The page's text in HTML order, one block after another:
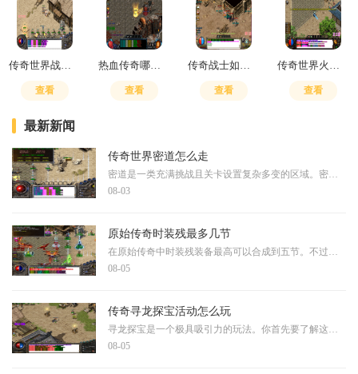
查看 查看 查看 查看
最新新闻
传奇世界密道怎么走
08-03
原始传奇时装残最多几节
08-05
传奇寻龙探宝活动怎么玩
08-05